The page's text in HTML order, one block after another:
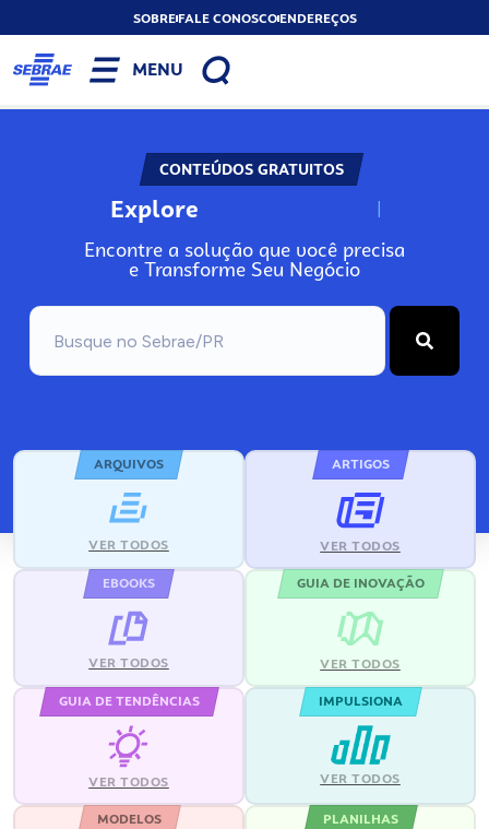
SOBREFALE CONOSCOENDEREÇOS
MENU
CONTEÚDOS GRATUITOS
Explore N
Encontre a solução que você precisa
e Transforme Seu Negócio
ARQUIVOS
VER TODOS
ARTIGOS
VER TODOS
EBOOKS
VER TODOS
GUIA DE INOVAÇÃO
VER TODOS
GUIA DE TENDÊNCIAS
VER TODOS
IMPULSIONA
VER TODOS
MODELOS PLANILHAS